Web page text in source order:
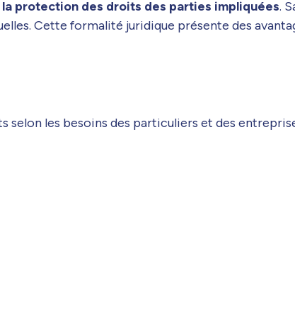
protection des droits des parties impliquées.
Cette formalité juridique présente des
les besoins des particuliers et des